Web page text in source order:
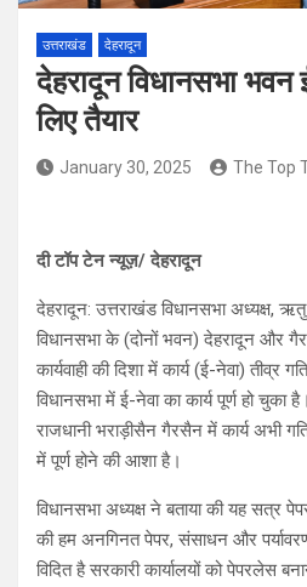
उत्तराखंड देहरादून
देहरादून विधानसभा भवन
लिए तैयार
January 30, 2025 The Top
दी टॉप टेन न्यूज़/ देहरादून
देहरादून: उत्तराखंड विधानसभा अध्यक्ष,
विधानसभा के (दोनों भवन) देहरादून और
कार्यवाही की दिशा में कार्य (ई-नेवा) तीव्र
विधानसभा में ई-नेवा का कार्य पूर्ण हो चुका
राजधानी भराड़ीसैन गैरसैन में कार्य अभी
में पूर्ण होने की आशा है।
विधानसभा अध्यक्ष ने बताया की यह सत्र
की हम अनगिनत पेपर, संसाधन और
विदित है सरकारी कार्यालयों को पेपरलेस